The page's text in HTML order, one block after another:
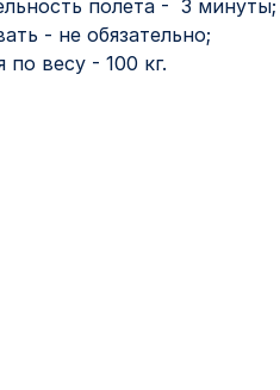
полета - 3 минуты;
- не обязательно;
по весу - 100 кг.